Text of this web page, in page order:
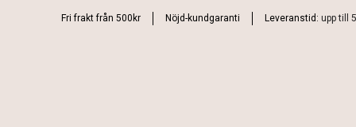
Fri frakt från 500kr Nöjd-kundgaranti Leveranstid: upp till